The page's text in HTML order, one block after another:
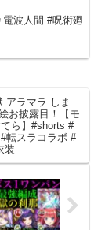
波人間 #呪術廻
アラマラ しま
お披露目！【モ
ら】#shorts #
転スラコラボ #
装